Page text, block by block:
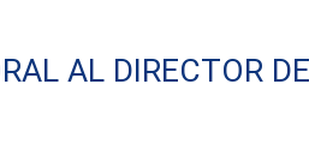
AL DIRECTOR